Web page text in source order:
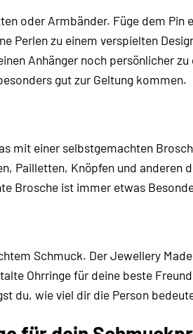
oder Armbänder. Füge dem
Perlen zu einem verspielten
Anhänger noch persönlicher
gut zur Geltung kommen.
mit einer selbstgemachten
Pailletten, Knöpfen und
Brosche ist immer etwas
Schmuck. Der Jewellery
Ohrringe für deine beste
du, wie viel dir die Person